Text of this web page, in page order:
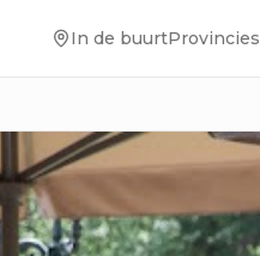
In de buurtProvincies